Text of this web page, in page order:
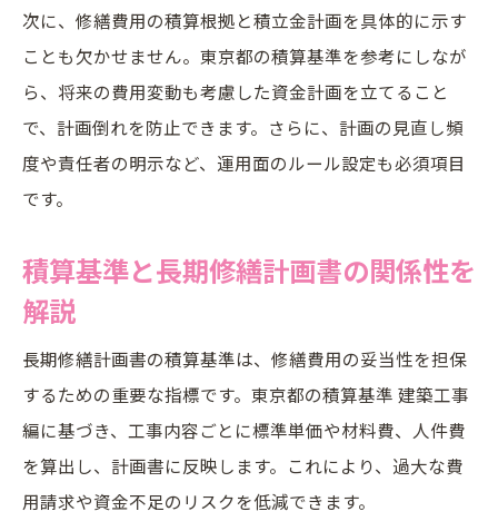
次に、修繕費用の積算根拠と積立金計画を具体的に示す
ことも欠かせません。東京都の積算基準を参考にしなが
ら、将来の費用変動も考慮した資金計画を立てること
で、計画倒れを防止できます。さらに、計画の見直し頻
度や責任者の明示など、運用面のルール設定も必須項目
です。
積算基準と長期修繕計画書の関係性を
解説
長期修繕計画書の積算基準は、修繕費用の妥当性を担保
するための重要な指標です。東京都の積算基準 建築工事
編に基づき、工事内容ごとに標準単価や材料費、人件費
を算出し、計画書に反映します。これにより、過大な費
用請求や資金不足のリスクを低減できます。